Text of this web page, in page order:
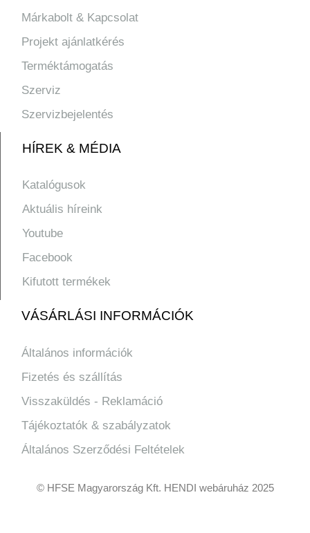
Márkabolt & Kapcsolat
Projekt ajánlatkérés
Terméktámogatás
Szerviz
Szervizbejelentés
HÍREK & MÉDIA
Katalógusok
Aktuális híreink
Youtube
Facebook
Kifutott termékek
VÁSÁRLÁSI INFORMÁCIÓK
Általános információk
Fizetés és szállítás
Visszaküldés - Reklamáció
Tájékoztatók & szabályzatok
Általános Szerződési Feltételek
© HFSE Magyarország Kft. HENDI webáruház 2025